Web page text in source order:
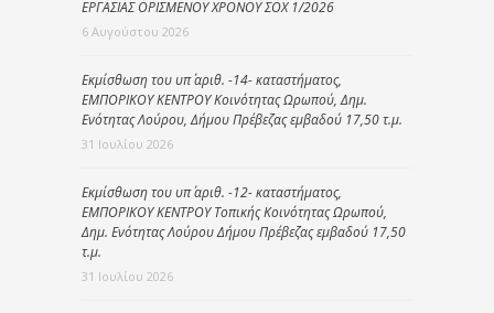
ΕΡΓΑΣΙΑΣ ΟΡΙΣΜΕΝΟΥ ΧΡΟΝΟΥ ΣΟΧ 1/2026
6 Αυγούστου 2026
Εκμίσθωση του υπ΄ αριθ. -14- καταστήματος,
ΕΜΠΟΡΙΚΟΥ ΚΕΝΤΡΟΥ Κοινότητας Ωρωπού, Δημ.
Ενότητας Λούρου, Δήμου Πρέβεζας εμβαδού 17,50 τ.μ.
31 Ιουλίου 2026
Εκμίσθωση του υπ΄ αριθ. -12- καταστήματος,
ΕΜΠΟΡΙΚΟΥ ΚΕΝΤΡΟΥ Τοπικής Κοινότητας Ωρωπού,
Δημ. Ενότητας Λούρου Δήμου Πρέβεζας εμβαδού 17,50
τ.μ.
31 Ιουλίου 2026